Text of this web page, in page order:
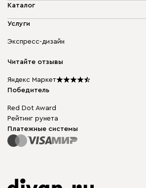
О компании
Доставка и оплата
диван.клуб
Подарочные сертификаты
Мы в прессе
Каталог
Мягкая мебель
Бескаркасная мебель
Столы и стулья
Услуги
Экспресс-дизайн
Читайте отзывы
Яндекс Маркет
Победитель
Red Dot Award
Рейтинг рунета
Платежные системы